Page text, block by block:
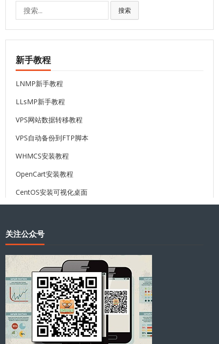
搜索
新手教程
LNMP新手教程
LLsMP新手教程
VPS网站数据转移教程
VPS自动备份到FTP脚本
WHMCS安装教程
OpenCart安装教程
CentOS安装可视化桌面
关注公众号